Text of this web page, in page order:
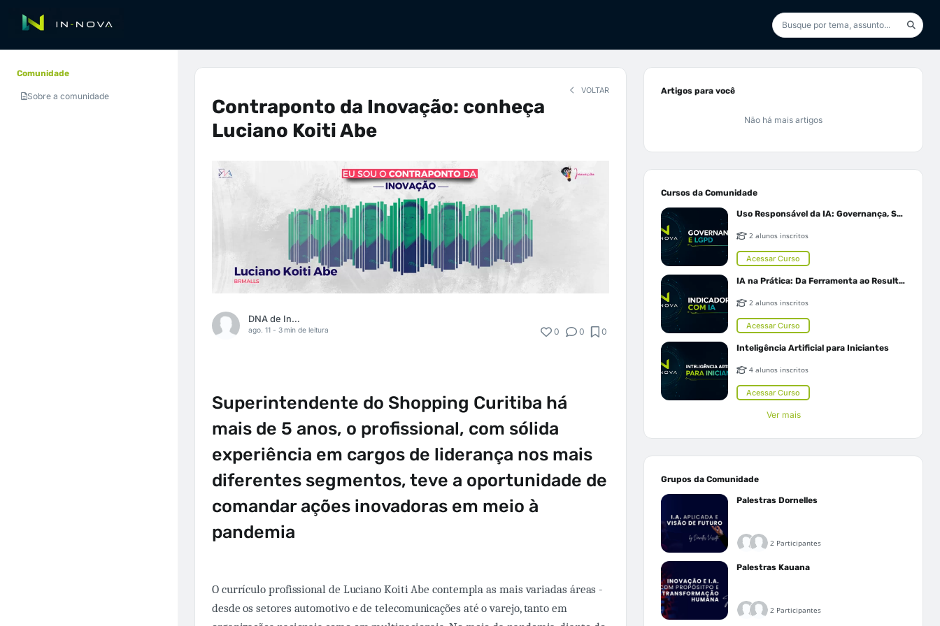
Comunidade
Sobre a comunidade
VOLTAR
Contraponto da Inovação: conheça
Luciano Koiti Abe
DNA de Inovação
ago. 11 - 3 min de leitura 0 0 0
Superintendente do Shopping Curitiba há
mais de 5 anos, o profissional, com sólida
experiência em cargos de liderança nos mais
diferentes segmentos, teve a oportunidade de
comandar ações inovadoras em meio à
pandemia
O currículo profissional de Luciano Koiti Abe contempla as mais variadas áreas -
desde os setores automotivo e de telecomunicações até o varejo, tanto em
Artigos para você
Não há mais artigos
Cursos da Comunidade
Uso Responsável da IA: Governança, Segurança e LGPD
2 alunos inscritos
Acessar Curso
IA na Prática: Da Ferramenta ao Resultado
2 alunos inscritos
Acessar Curso
Inteligência Artificial para Iniciantes
4 alunos inscritos
Acessar Curso
Ver mais
Grupos da Comunidade
Palestras Dornelles
2 Participantes
Palestras Kauana
2 Participantes